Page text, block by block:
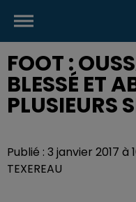
FOOT :
BLESSÉ ET
PLUSIEURS
Publié : 3 janvier 2017
TEXEREAU